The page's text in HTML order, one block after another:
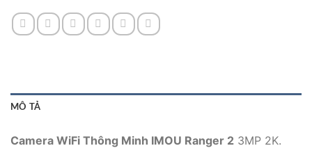
MÔ TẢ
Camera WiFi Thông Minh IMOU Ranger 2 3MP 2K.